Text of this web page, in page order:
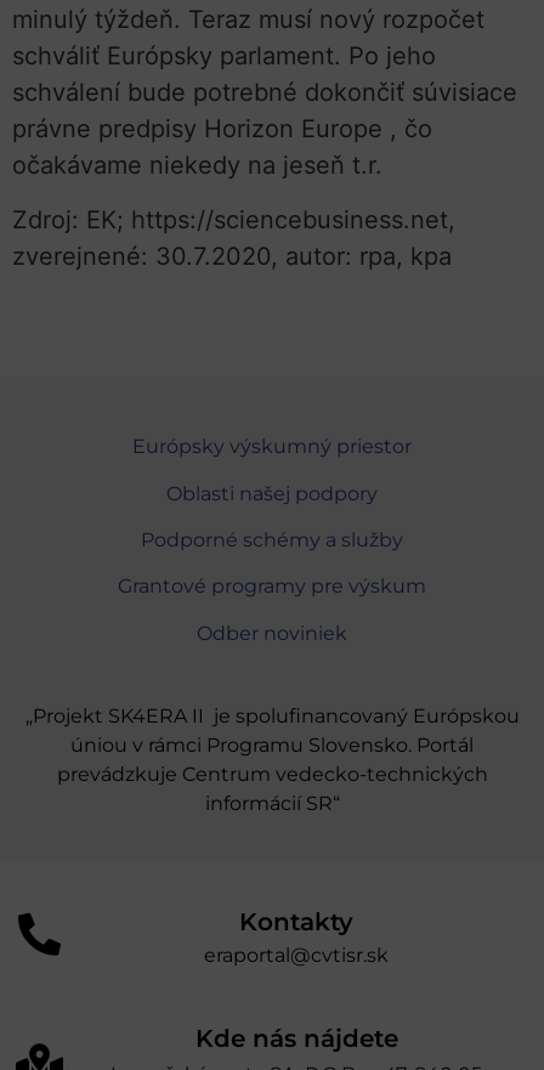
minulý týždeň. Teraz musí nový rozpočet
schváliť Európsky parlament. Po jeho
schválení bude potrebné dokončiť súvisiace
právne predpisy Horizon Europe , čo
očakávame niekedy na jeseň t.r.
Zdroj: EK; https://sciencebusiness.net,
zverejnené: 30.7.2020, autor: rpa, kpa
Európsky výskumný priestor
Oblasti našej podpory
Podporné schémy a služby
Grantové programy pre výskum
Odber noviniek
„Projekt SK4ERA II je spolufinancovaný Európskou
úniou v rámci Programu Slovensko. Portál
prevádzkuje Centrum vedecko-technických
informácií SR“
Kontakty
eraportal@cvtisr.sk
Kde nás nájdete